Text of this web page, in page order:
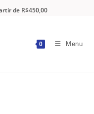
de R$450,00
0 Menu